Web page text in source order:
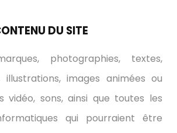
DU SITE
photographies, textes,
illustrations, images animées ou
vidéo, sons, ainsi que toutes les
qui pourraient être